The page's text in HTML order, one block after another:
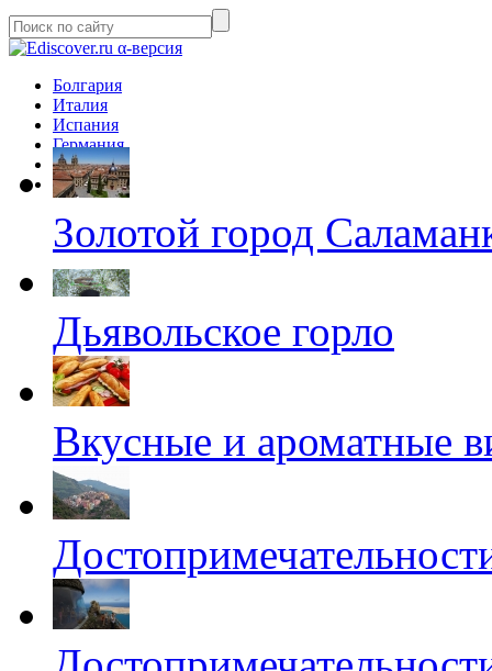
α-версия
Болгария
Италия
Испания
Германия
Франция
Телепорт
Золотой город
Дьявольское горло
Вкусные и ароматные